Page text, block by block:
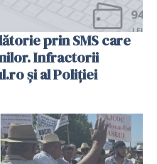
prin SMS care
Infractorii
și al Poliției